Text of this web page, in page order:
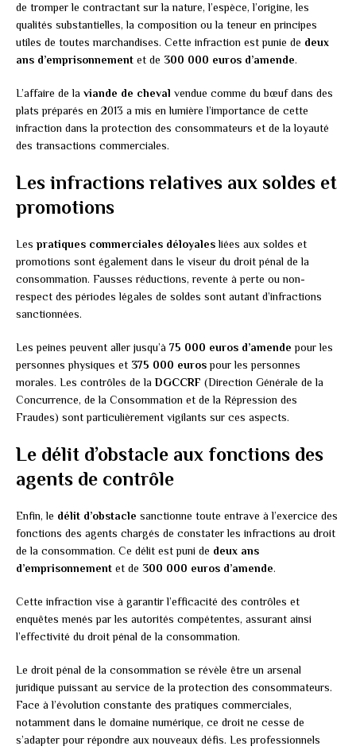
de tromper le contractant sur la nature, l’espèce, l’origine, les
qualités substantielles, la composition ou la teneur en principes
utiles de toutes marchandises. Cette infraction est punie de deux
ans d’emprisonnement et de 300 000 euros d’amende.
L’affaire de la viande de cheval vendue comme du bœuf dans des
plats préparés en 2013 a mis en lumière l’importance de cette
infraction dans la protection des consommateurs et de la loyauté
des transactions commerciales.
Les infractions relatives aux soldes et
promotions
Les pratiques commerciales déloyalesliées aux soldes et
promotions sont également dans le viseur du droit pénal de la
consommation. Fausses réductions, revente à perte ou non-
respect des périodes légales de soldes sont autant d’infractions
sanctionnées.
Les peines peuvent aller jusqu’à 75 000 euros d’amende pour les
personnes physiques et 375 000 eurospour les personnes
morales. Les contrôles de la DGCCRF (Direction Générale de la
Concurrence, de la Consommation et de la Répression des
Fraudes) sont particulièrement vigilants sur ces aspects.
Le délit d’obstacle aux fonctions des
agents de contrôle
Enfin, le délit d’obstacle sanctionne toute entrave à l’exercice des
fonctions des agents chargés de constater les infractions au droit
de la consommation. Ce délit est puni de deux ans
d’emprisonnement et de 300 000 euros d’amende.
Cette infraction vise à garantir l’efficacité des contrôles et
enquêtes menés par les autorités compétentes, assurant ainsi
l’effectivité du droit pénal de la consommation.
Le droit pénal de la consommation se révèle être un arsenal
juridique puissant au service de la protection des consommateurs.
Face à l’évolution constante des pratiques commerciales,
notamment dans le domaine numérique, ce droit ne cesse de
s’adapter pour répondre aux nouveaux défis. Les professionnels